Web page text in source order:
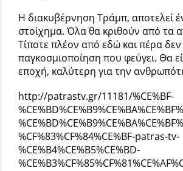
Η διακυβέρνηση Τράμπ, αποτελεί
στοίχημα. Όλα θα κριθούν από τα
Τίποτε πλέον από εδώ και πέρα δεν
παγκοσμιοποίηση που φεύγει. Θα
εποχή, καλύτερη για την
http://patrastv.gr/11181/%CE%BF-
%CF%83%CF%84%CE%BF-patras-tv-
%CE%B4%CE%B5%CE%BD-